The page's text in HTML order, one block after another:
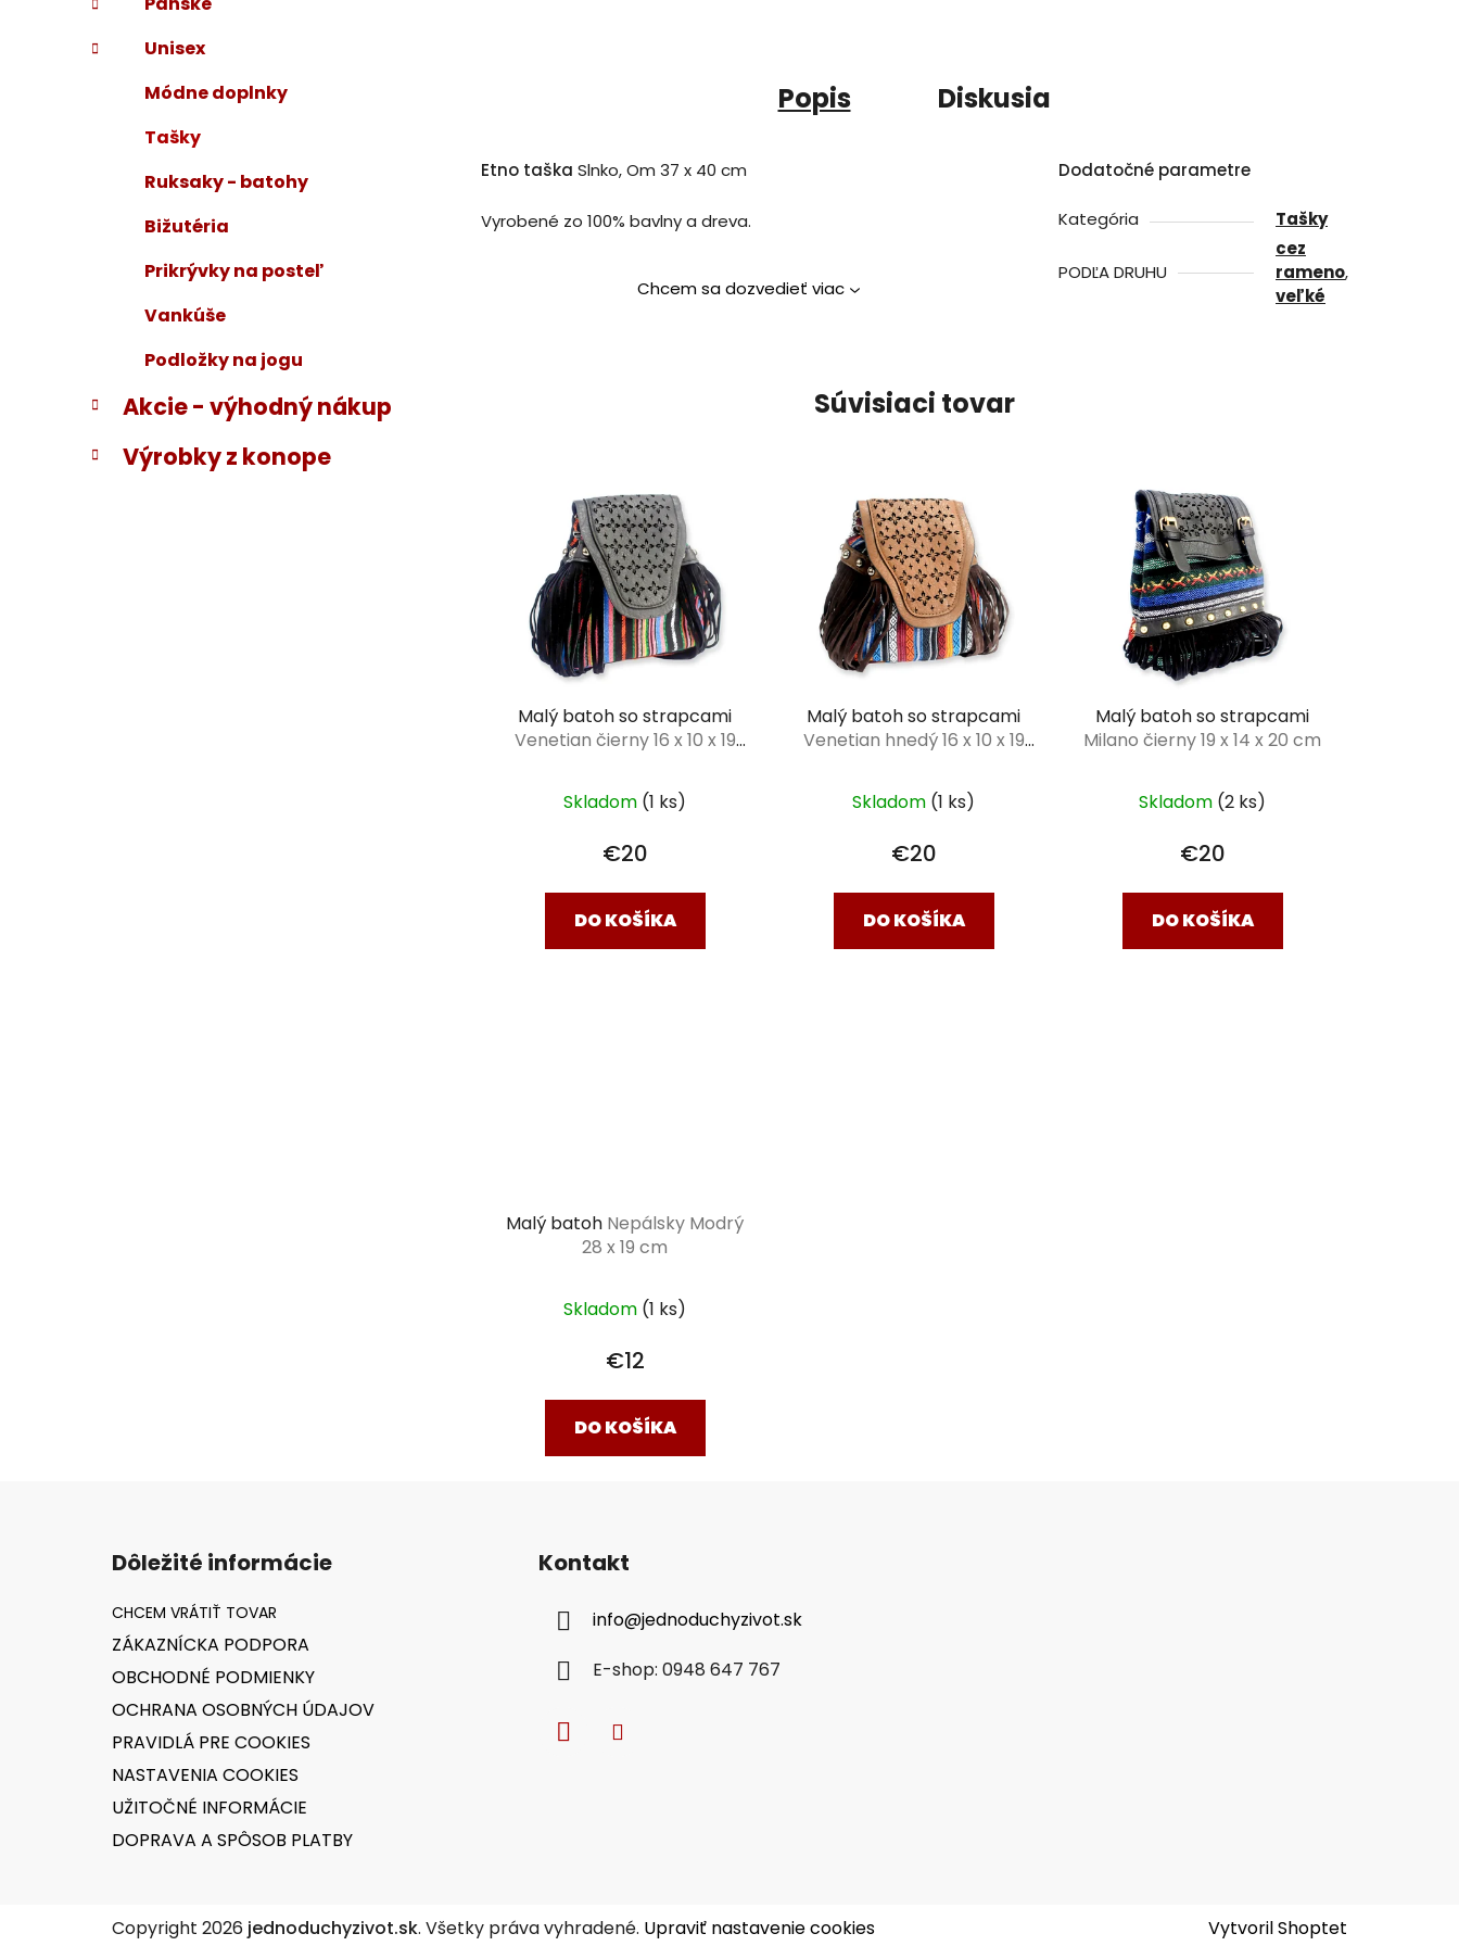
Unisex
Módne doplnky
Tašky
Ruksaky - batohy
Bižutéria
Prikrývky na posteľ
Vankúše
Podložky na jogu
Akcie - výhodný nákup
Výrobky z konope
Popis Diskusia
Etno taška Slnko, Om 37 x 40 cm
Vyrobené zo 100% bavlny a dreva.
Chcem sa dozvedieť viac
Dodatočné parametre
Kategória Tašky
PODĽA DRUHU
cez
rameno,
veľké
Súvisiaci tovar
Malý batoh so strapcami
Venetian čierny 16 x 10 x 19
Skladom (1 ks)
€20
DO KOŠÍKA
Malý batoh so strapcami
Venetian hnedý 16 x 10 x 19
Skladom (1 ks)
€20
DO KOŠÍKA
Malý batoh so strapcami
Milano čierny 19 x 14 x 20 cm
Skladom (2 ks)
€20
DO KOŠÍKA
Malý batoh Nepálsky Modrý
28 x 19 cm
Skladom (1 ks)
€12
DO KOŠÍKA
Dôležité informácie
ZÁKAZNÍCKA PODPORA
OBCHODNÉ PODMIENKY
OCHRANA OSOBNÝCH ÚDAJOV
PRAVIDLÁ PRE COOKIES
NASTAVENIA COOKIES
UŽITOČNÉ INFORMÁCIE
DOPRAVA A SPÔSOB PLATBY
Kontakt
info@jednoduchyzivot.sk
E-shop: 0948 647 767
Vytvoril Shoptet
Copyright 2026 jednoduchyzivot.sk. Všetky práva vyhradené. Upraviť nastavenie cookies